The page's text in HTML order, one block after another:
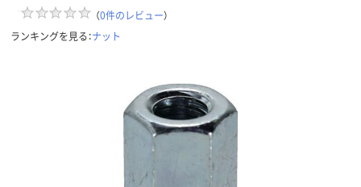
（0件のレビュー）
ランキングを見る：ナット